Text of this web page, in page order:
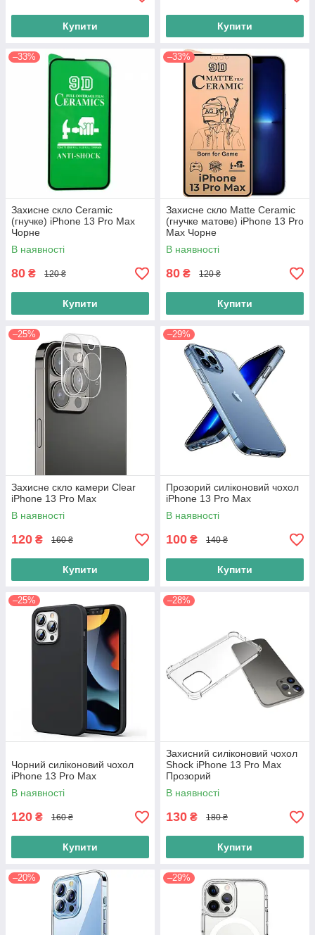
Купити Купити
–33%
Захисне скло Ceramic
(гнучке) iPhone 13 Pro Max
Чорне
В наявності
80 ₴ 120 ₴
Купити
–33%
Захисне скло Matte Ceramic
(гнучке матове) iPhone 13 Pro
Max Чорне
В наявності
80 ₴ 120 ₴
Купити
–25%
Захисне скло камери Clear
iPhone 13 Pro Max
В наявності
120 ₴ 160 ₴
Купити
–29%
Прозорий силіконовий чохол
iPhone 13 Pro Max
В наявності
100 ₴ 140 ₴
Купити
–25%
Чорний силіконовий чохол
iPhone 13 Pro Max
В наявності
120 ₴ 160 ₴
Купити
–28%
Захисний силіконовий чохол
Shock iPhone 13 Pro Max
Прозорий
В наявності
130 ₴ 180 ₴
Купити
–20% –29%